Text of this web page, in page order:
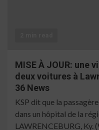
MISE À JOUR: une
deux voitures à
36 News
KSP dit que la
dans un hôpital de la
LAWRENCEBURG, Ky.